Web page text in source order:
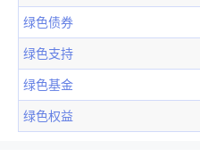
绿色债券
绿色支持
绿色基金
绿色权益